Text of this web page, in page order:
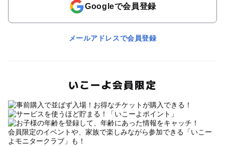
Googleで会員登録
メールアドレスで会員登録
いこーよ会員限定
会員限定のイベントや、家族で楽しみながら参加できる「いこー
よモニタークラブ」も！